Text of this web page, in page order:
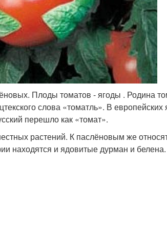
Плоды томатов - ягоды . Родина
слова «томатль». В европейских
перешло как «томат».
растений. К паслёновым же
находятся и ядовитые дурман и